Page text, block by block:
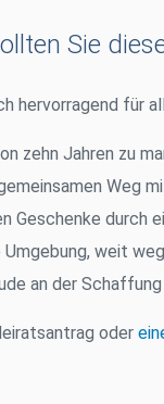
Sie
hervorragend für
zehn Jahren zu
Weg
Geschenke durch
Umgebung, weit
an der
oder